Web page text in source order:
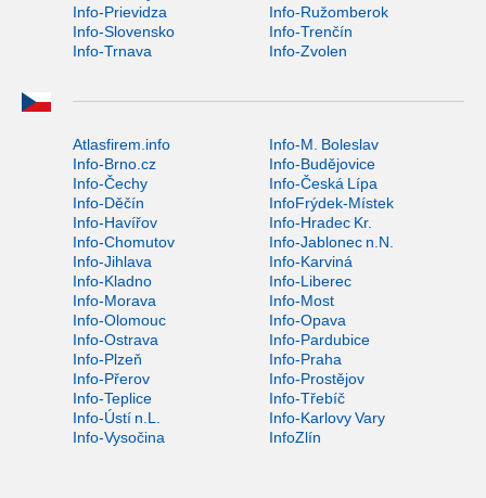
Info-Prievidza
Info-Ružomberok
Info-Slovensko
Info-Trenčín
Info-Trnava
Info-Zvolen
Atlasfirem.info
Info-M. Boleslav
Info-Brno.cz
Info-Budějovice
Info-Čechy
Info-Česká Lípa
Info-Děčín
InfoFrýdek-Místek
Info-Havířov
Info-Hradec Kr.
Info-Chomutov
Info-Jablonec n.N.
Info-Jihlava
Info-Karviná
Info-Kladno
Info-Liberec
Info-Morava
Info-Most
Info-Olomouc
Info-Opava
Info-Ostrava
Info-Pardubice
Info-Plzeň
Info-Praha
Info-Přerov
Info-Prostějov
Info-Teplice
Info-Třebíč
Info-Ústí n.L.
Info-Karlovy Vary
Info-Vysočina
InfoZlín